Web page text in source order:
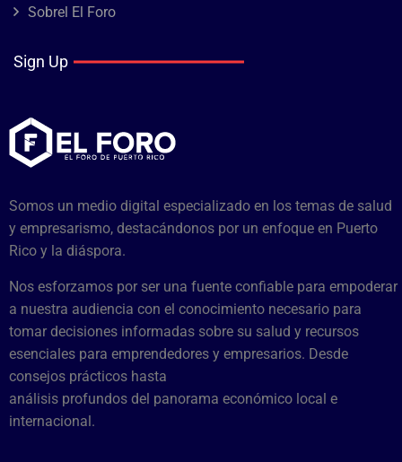
Sobrel El Foro
Sign Up
Somos un medio digital especializado en los temas de salud
y empresarismo, destacándonos por un enfoque en Puerto
Rico y la diáspora.
Nos esforzamos por ser una fuente confiable para empoderar
a nuestra audiencia con el conocimiento necesario para
tomar decisiones informadas sobre su salud y recursos
esenciales para emprendedores y empresarios. Desde
consejos prácticos hasta
análisis profundos del panorama económico local e
internacional.